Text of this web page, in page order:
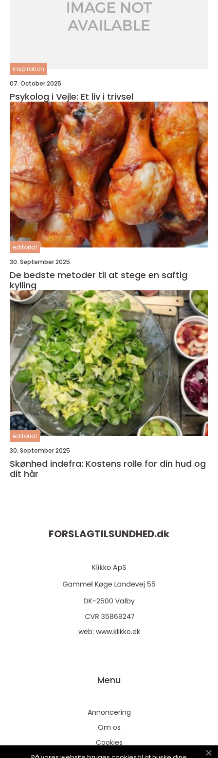
inspiration
07. October 2025
Psykolog i Vejle: Et liv i trivsel
editorial
30. September 2025
De bedste metoder til at stege en saftig
kylling
editorial
30. September 2025
Skønhed indefra: Kostens rolle for din hud og
dit hår
FORSLAGTILSUNDHED.dk
web: www.klikko.dk
Menu
Annoncering
Om os
Cookies